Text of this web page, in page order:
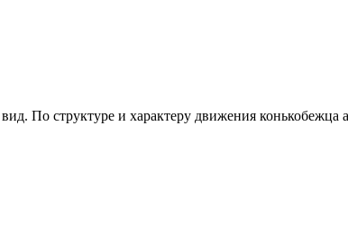
По структуре и характеру движения конькобежца